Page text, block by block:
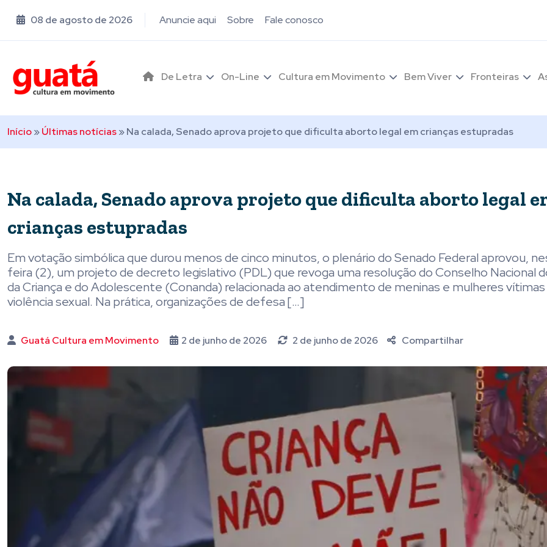
08 de agosto de 2026 Anuncie aqui Sobre Fale conosco
De Letra On-Line Cultura em Movimento Bem Viver Fronteiras
Início»Últimas notícias»Na calada, Senado aprova projeto que dificulta aborto legal em crianças estupradas
Na calada, Senado aprova projeto que dificulta aborto legal
crianças estupradas
Em votação simbólica que durou menos de cinco minutos, o plenário do Senado Federal aprovou,
feira (2), um projeto de decreto legislativo (PDL) que revoga uma resolução do Conselho Nacional
da Criança e do Adolescente (Conanda) relacionada ao atendimento de meninas e mulheres
violência sexual. Na prática, organizações de defesa […]
Guatá Cultura em Movimento 2 de junho de 2026 2 de junho de 2026 Compartilhar